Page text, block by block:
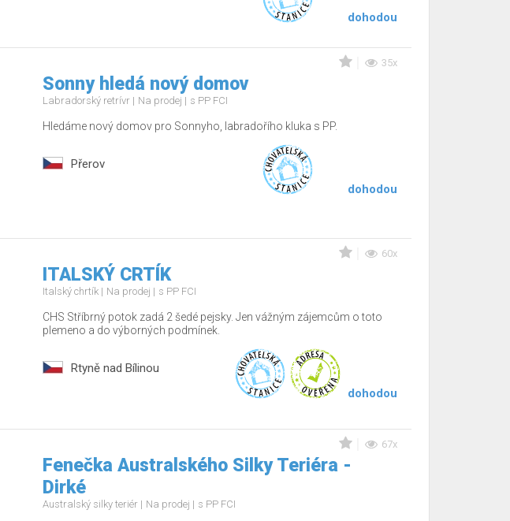
dohodou
35x
Sonny hledá nový domov
Labradorský retrívr Na prodej s PP FCI
Hledáme nový domov pro Sonnyho, labradořího kluka s PP.
Přerov
dohodou
60x
ITALSKÝ CRTÍK
Italský chrtík Na prodej s PP FCI
CHS Stříbrný potok zadá 2 šedé pejsky. Jen vážným zájemcům o toto
plemeno a do výborných podmínek.
Rtyně nad Bílinou
dohodou
67x
Fenečka Australského Silky Teriéra -
Dirké
Australský silky teriér Na prodej s PP FCI